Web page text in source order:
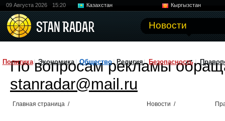
09 Августа 2026 15:20 Казахстан
Кыргызстан
Новости
Политика Экономика Общество Религия Безопасность
По вопросам рекламы
stanradar@mail.ru
Главная страница / Новости /